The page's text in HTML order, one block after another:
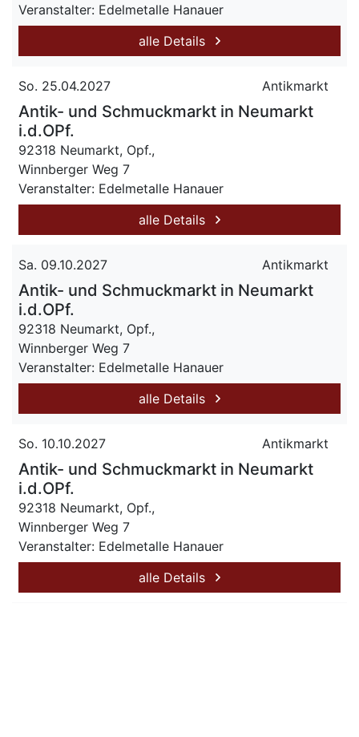
Veranstalter: Edelmetalle Hanauer
alle Details
So. 25.04.2027 Antikmarkt
Antik- und Schmuckmarkt in Neumarkt
i.d.OPf.
92318 Neumarkt, Opf.,
Winnberger Weg 7
Veranstalter: Edelmetalle Hanauer
alle Details
Sa. 09.10.2027 Antikmarkt
Antik- und Schmuckmarkt in Neumarkt
i.d.OPf.
92318 Neumarkt, Opf.,
Winnberger Weg 7
Veranstalter: Edelmetalle Hanauer
alle Details
So. 10.10.2027 Antikmarkt
Antik- und Schmuckmarkt in Neumarkt
i.d.OPf.
92318 Neumarkt, Opf.,
Winnberger Weg 7
Veranstalter: Edelmetalle Hanauer
alle Details